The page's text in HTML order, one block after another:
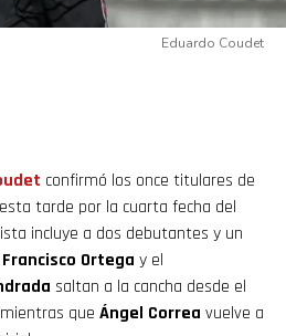
Eduardo Coudet
confirmó los once titulares de
esta tarde por la cuarta fecha del
incluye a dos debutantes y un
Francisco Ortega y el
saltan a la cancha desde el
que Ángel Correa vuelve a